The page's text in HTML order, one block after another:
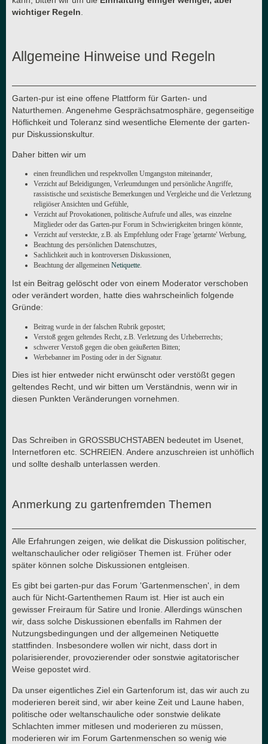
wichtiger Regeln
Allgemeine Hinweise und Regeln
Garten-pur ist eine offene Plattform für Garten- und
Naturthemen. Angenehme Gesprächsatmosphäre, gegenseitige
Höflichkeit und Toleranz sind wesentliche Elemente der garten-
pur Diskussionskultur.
Daher bitten wir um
einen freundlichen und respektvollen Umgangston miteinander,
Verzicht auf Beleidigungen, Verleumdungen und persönliche Angriffe,
rassistische und sexistische Bemerkungen und Vergleiche und die Verletzung
religiöser Ansichten und Gefühle,
Verzicht auf Provokationen, politische Aufrufe und alles, was einzelne
Mitglieder oder das Garten-pur Forum in Schwierigkeiten bringen könnte,
Verzicht auf versteckte, z.B. als Empfehlung oder Frage 'getarnte' Werbung,
Beachtung des persönlichen Datenschutzes,
Sachlichkeit auch in kontroversen Diskussionen,
Beachtung der allgemeinen Netiquette.
Ist ein Beitrag gelöscht oder von einem Moderator verschoben
oder verändert worden, hatte dies wahrscheinlich folgende
Gründe:
Beitrag wurde in der falschen Rubrik gepostet;
Verstoß gegen geltendes Recht, z.B. Verletzung des Urheberrechts;
schwerer Verstoß gegen die oben geäußerten Bitten;
Werbebanner im Posting oder in der Signatur.
Dies ist hier entweder nicht erwünscht oder verstößt gegen
geltendes Recht, und wir bitten um Verständnis, wenn wir in
diesen Punkten Veränderungen vornehmen.
Das Schreiben in GROSSBUCHSTABEN bedeutet im Usenet,
Internetforen etc. SCHREIEN. Andere anzuschreien ist unhöflich
und sollte deshalb unterlassen werden.
Anmerkung zu gartenfremden Themen
Alle Erfahrungen zeigen, wie delikat die Diskussion politischer,
weltanschaulicher oder religiöser Themen ist. Früher oder
später können solche Diskussionen entgleisen.
Es gibt bei garten-pur das Forum 'Gartenmenschen', in dem
auch für Nicht-Gartenthemen Raum ist. Hier ist auch ein
gewisser Freiraum für Satire und Ironie. Allerdings wünschen
wir, dass solche Diskussionen ebenfalls im Rahmen der
Nutzungsbedingungen und der allgemeinen Netiquette
stattfinden. Insbesondere wollen wir nicht, dass dort in
polarisierender, provozierender oder sonstwie agitatorischer
Weise gepostet wird.
Da unser eigentliches Ziel ein Gartenforum ist, das wir auch zu
moderieren bereit sind, wir aber keine Zeit und Laune haben,
politische oder weltanschauliche oder sonstwie delikate
Schlachten immer mitlesen und moderieren zu müssen,
moderieren wir im Forum Gartenmenschen so wenig wie